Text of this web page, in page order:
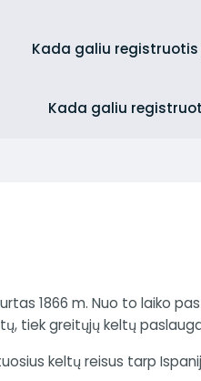
Kada galiu registruotis
Kada galiu
1866 m. Nuo to laiko
tiek greitųjų keltų
keltų reisus tarp